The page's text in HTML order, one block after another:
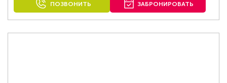
ПОЗВОНИТЬ ЗАБРОНИРОВАТЬ